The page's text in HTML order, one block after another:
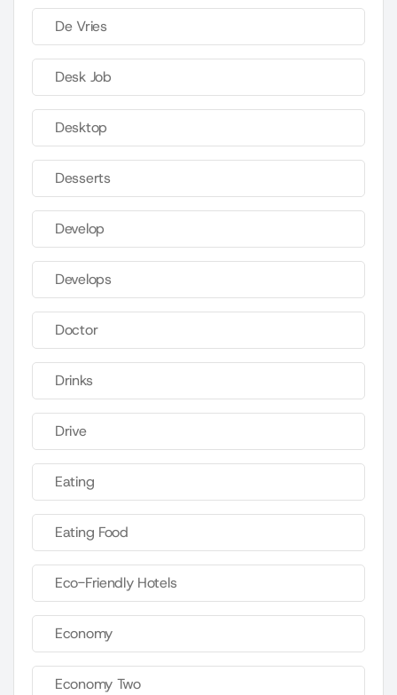
De Vries
Desk Job
Desktop
Desserts
Develop
Develops
Doctor
Drinks
Drive
Eating
Eating Food
Eco-Friendly Hotels
Economy
Economy Two